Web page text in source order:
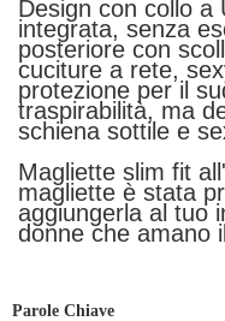
Design con collo a
integrata, senza
posteriore con
cuciture a rete,
protezione per il
traspirabilità, ma
schiena sottile e
Magliette slim fit
magliette è stata
aggiungerla al tuo
donne che amano
Parole Chiave